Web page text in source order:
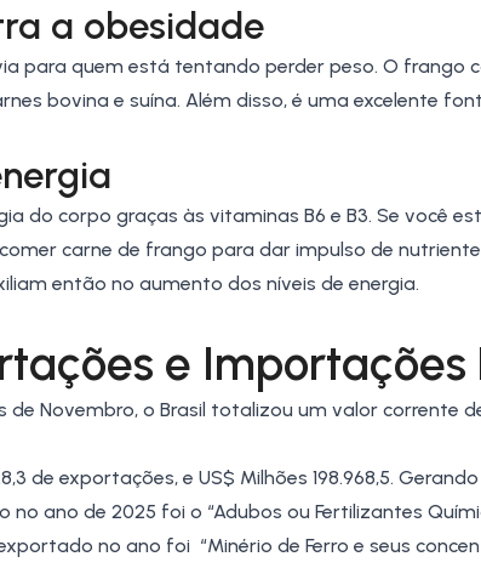
a obesidade
para quem está tentando perder peso. O frango
bovina e suína. Além disso, é uma excelente
do corpo graças às vitaminas B6 e B3. Se você
carne de frango para dar impulso de
então no aumento dos níveis de energia.
e Importações
de Novembro, o Brasil totalizou um valor corrente
de exportações, e US$ Milhões 198.968,5.
ano de 2025 foi o “Adubos ou Fertilizantes
no ano foi “Minério de Ferro e seus